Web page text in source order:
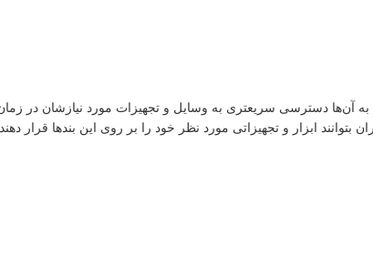
ابزار و تجهیزاتی مورد نظر خود را بر روی این بند‌ها قرار دهند.